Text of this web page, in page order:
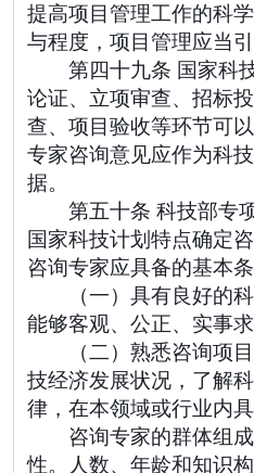
提高项目管理工作的科
与程度，项目管理应当
第四十九条 国家科技
论证、立项审查、招标
查、项目验收等环节可
专家咨询意见应作为科
据。
第五十条 科技部专项
国家科技计划特点确定
咨询专家应具备的基本条
（一）具有良好的科
能够客观、公正、实事
（二）熟悉咨询项目
技经济发展状况，了解
律，在本领域或行业内
咨询专家的群体组成
性。人数、年龄和知识